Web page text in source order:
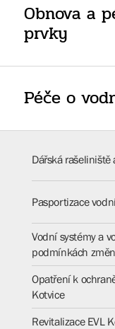
Obnova a
prvky
Péče o
Dářská
Pasportizace
Vodní systémy a
podmínkách
Opatření k
Kotvice
Revitalizace EVL